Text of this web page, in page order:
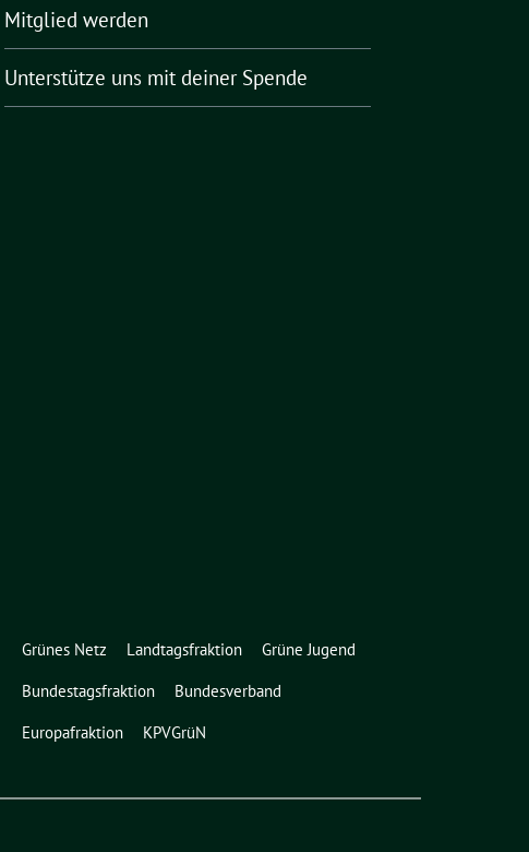
Mitglied werden
Unterstütze uns mit deiner Spende
Grünes Netz Landtagsfraktion
Grüne Jugend
Bundestagsfraktion
Bundesverband
Europafraktion
KPVGrüN